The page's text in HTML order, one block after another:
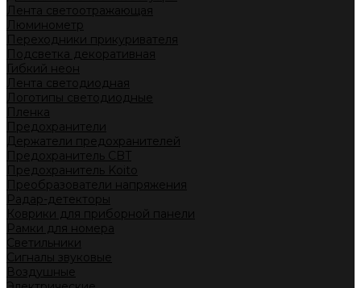
Лента светоотражающая
Люминометр
Переходники прикуривателя
Подсветка декоративная
Гибкий неон
Лента светодиодная
Логотипы светодиодные
Пленка
Предохранители
Держатели предохранителей
Предохранитель CBT
Предохранитель Koito
Преобразователи напряжения
Радар-детекторы
Коврики для приборной панели
Рамки для номера
Светильники
Сигналы звуковые
Воздушные